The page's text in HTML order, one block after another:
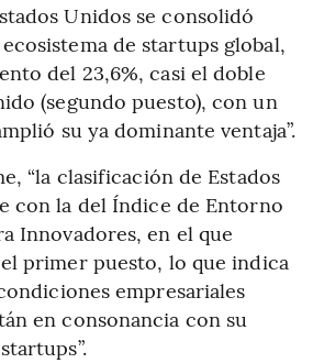
Unidos se consolidó
de startups global,
del 23,6%, casi el doble
(segundo puesto), con un
su ya dominante ventaja”.
“la clasificación de Estados
con la del Índice de Entorno
Innovadores, en el que
primer puesto, lo que indica
empresariales
en consonancia con su